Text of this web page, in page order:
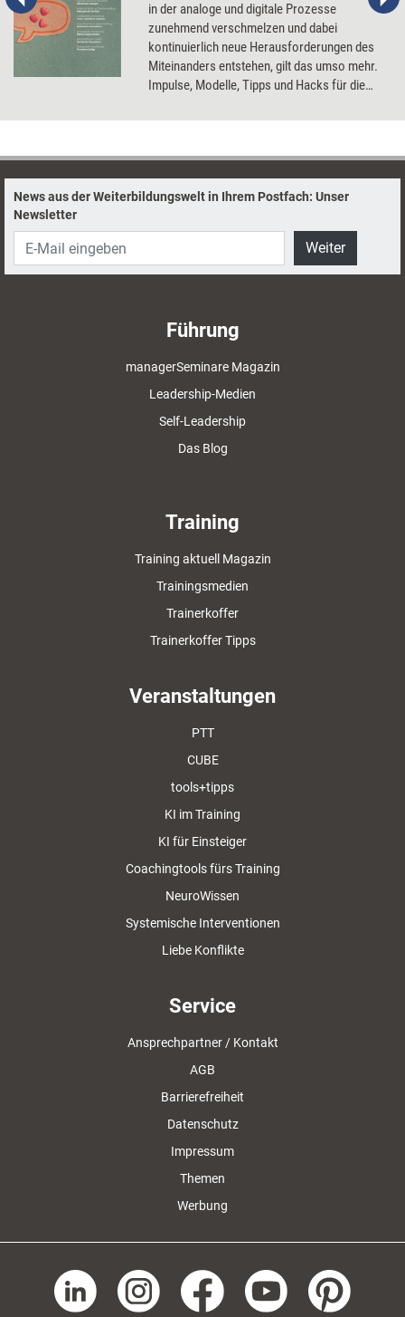
in der analoge und digitale Prozesse
zunehmend verschmelzen und dabei
kontinuierlich neue Herausforderungen des
Miteinanders entstehen, gilt das umso mehr.
Impulse, Modelle, Tipps und Hacks für die
News aus der Weiterbildungswelt in Ihrem Postfach: Unser
Newsletter
Weiter
Führung
managerSeminare Magazin
Leadership-Medien
Self-Leadership
Das Blog
Training
Training aktuell Magazin
Trainingsmedien
Trainerkoffer
Trainerkoffer Tipps
Veranstaltungen
PTT
CUBE
tools+tipps
KI im Training
KI für Einsteiger
Coachingtools fürs Training
NeuroWissen
Systemische Interventionen
Liebe Konflikte
Service
Ansprechpartner / Kontakt
AGB
Barrierefreiheit
Datenschutz
Impressum
Themen
Werbung